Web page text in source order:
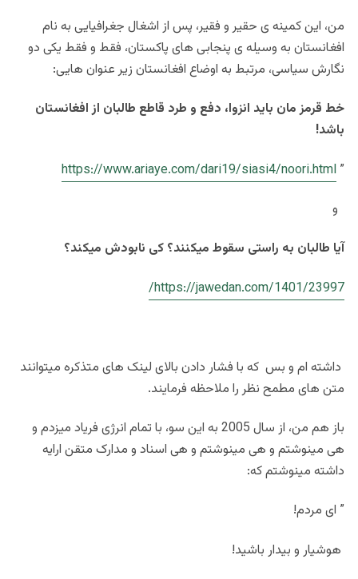
من، این کمینه ی حقیر و فقیر، پس از اشغال جغرافیایی به نام
افغانستان به وسیله ی پنجابی های پاکستان، فقط و فقط یکی دو
نگارش سیاسی، مرتبط به اوضاع افغانستان زیر عنوان هایی:
خط قرمز مان باید انزوا، دفع و طرد قاطع طالبان از افغانستان
باشد!
”
https://www.ariaye.com/dari19/siasi4/noori.html
و
آیا طالبان به راستی سقوط میکنند؟ کی نابودش میکند؟
https://jawedan.com/1401/23997/
داشته ام و بس که با فشار دادن بالای لینک های متذکره میتوانند
متن های مطمح نظر را ملاحظه فرمایند.
باز هم من، از سال 2005 به این سو، با تمام انرژی فریاد میزدم و
هی مینوشتم و هی مینوشتم و هی اسناد و مدارک متقن ارایه
داشته مینوشتم که:
” ای مردم!
هوشیار و بیدار باشید!